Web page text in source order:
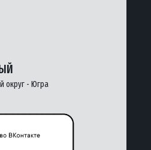
округ - Югра